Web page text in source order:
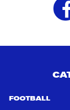
FOOTBALL